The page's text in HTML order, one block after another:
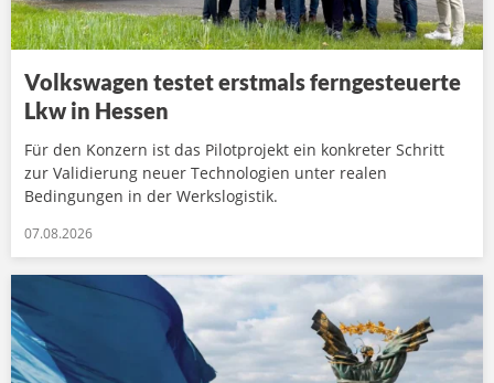
Volkswagen testet erstmals ferngesteuerte
Lkw in Hessen
Für den Konzern ist das Pilotprojekt ein konkreter Schritt
zur Validierung neuer Technologien unter realen
Bedingungen in der Werkslogistik.
07.08.2026